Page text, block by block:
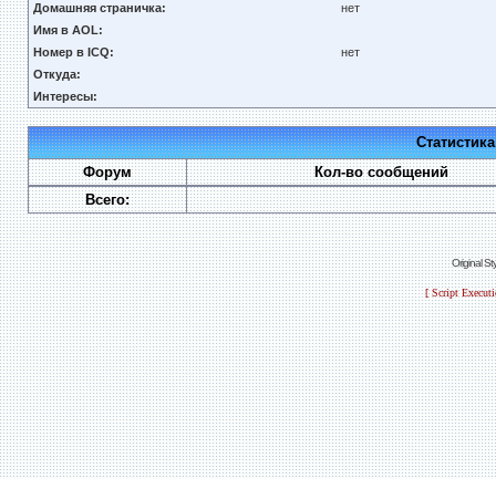
Домашняя страничка:
нет
Имя в AOL:
Номер в ICQ:
нет
Откуда:
Интересы:
Форум
Кол-во сообщений
Всего:
Original
[ Script